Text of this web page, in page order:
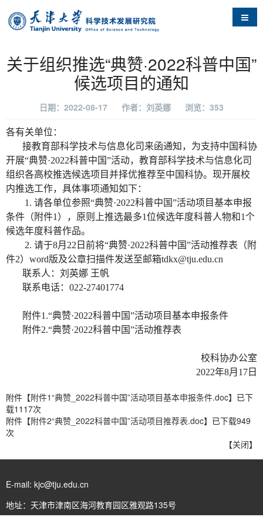
导航
关于组织推选“典赞·2022科普中国”
候选项目的通知
日期：2022-08-17 作者：刘英娜 浏览： 353
各有关单位：
接教育部科学技术与信息化司来函通知，为支持中国科协
开展“典赞·2022科普中国”活动，教育部科学技术与信息化司
组织各高校推选候选项目并择优推荐至中国科协。现开展校
内推选工作，具体事项通知如下：
1. 请各单位参照“典赞·2022科普中国”活动项目基本申报
条件 （附件1） ， 原则上推选最多1位候选年度科普人物和1个
候选年度科普作品。
2. 请于8月22日前将“典赞·2022科普中国”活动推荐表（附
件2）word版及公章扫描件发送至邮箱tdkx@tju.edu.cn
联系人：刘英娜 王帆
联系电话： 022-27401774
附件1.“典赞·2022科普中国”活动项目基本申报条件
附件2.“典赞·2022科普中国”活动推荐表
校科协办公室
2022年8月1 7 日
附件【附件1“典赞_2022科普中国”活动项目基本申报条件.doc】已下
载1117次
附件【附件2“典赞_2022科普中国”活动项目推荐表.doc】已下载949
次
【关闭】
E-mail: kjc@tju.edu.cn
地址：天津市津南区海河教育园区雅观路135号